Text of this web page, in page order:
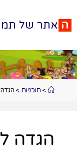
ה אתר של תמ
> תוכניות>
הגדה